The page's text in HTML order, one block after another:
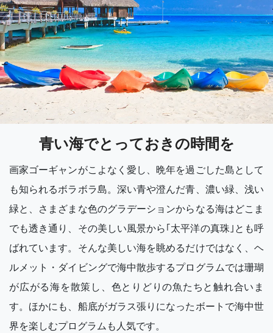
青い海でとっておきの時間を
画家ゴーギャンがこよなく愛し、晩年を過ごした島として
も知られるボラボラ島。深い青や澄んだ青、濃い緑、浅い
緑と、さまざまな色のグラデーションからなる海はどこま
でも透き通り、その美しい風景から｢太平洋の真珠｣とも呼
ばれています。そんな美しい海を眺めるだけではなく、ヘ
ルメット・ダイビングで海中散歩するプログラムでは珊瑚
が広がる海を散策し、色とりどりの魚たちと触れ合いま
す。ほかにも、船底がガラス張りになったボートで海中世
界を楽しむプログラムも人気です。